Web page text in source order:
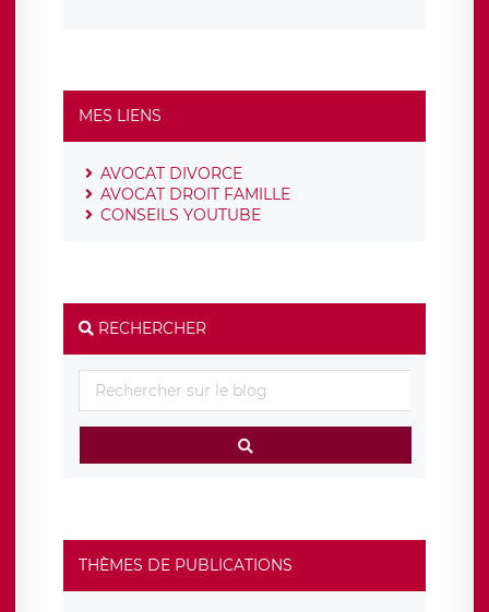
MES LIENS
AVOCAT DIVORCE
AVOCAT DROIT FAMILLE
CONSEILS YOUTUBE
RECHERCHER
THÈMES DE PUBLICATIONS